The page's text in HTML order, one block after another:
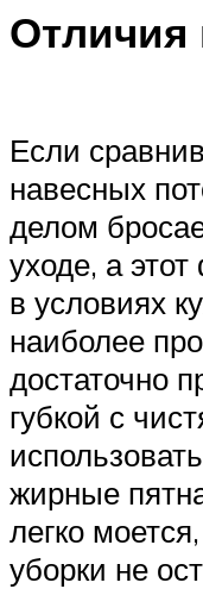
Отличия
Если
навесных
делом
уходе, а
в условиях
наиболее
достаточно
губкой с
жирные
легко
уборки не